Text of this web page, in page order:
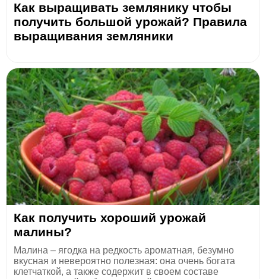
Как выращивать землянику чтобы
получить большой урожай? Правила
выращивания земляники
Как получить хороший урожай
малины?
Малина – ягодка на редкость ароматная, безумно
вкусная и невероятно полезная: она очень богата
клетчаткой, а также содержит в своем составе